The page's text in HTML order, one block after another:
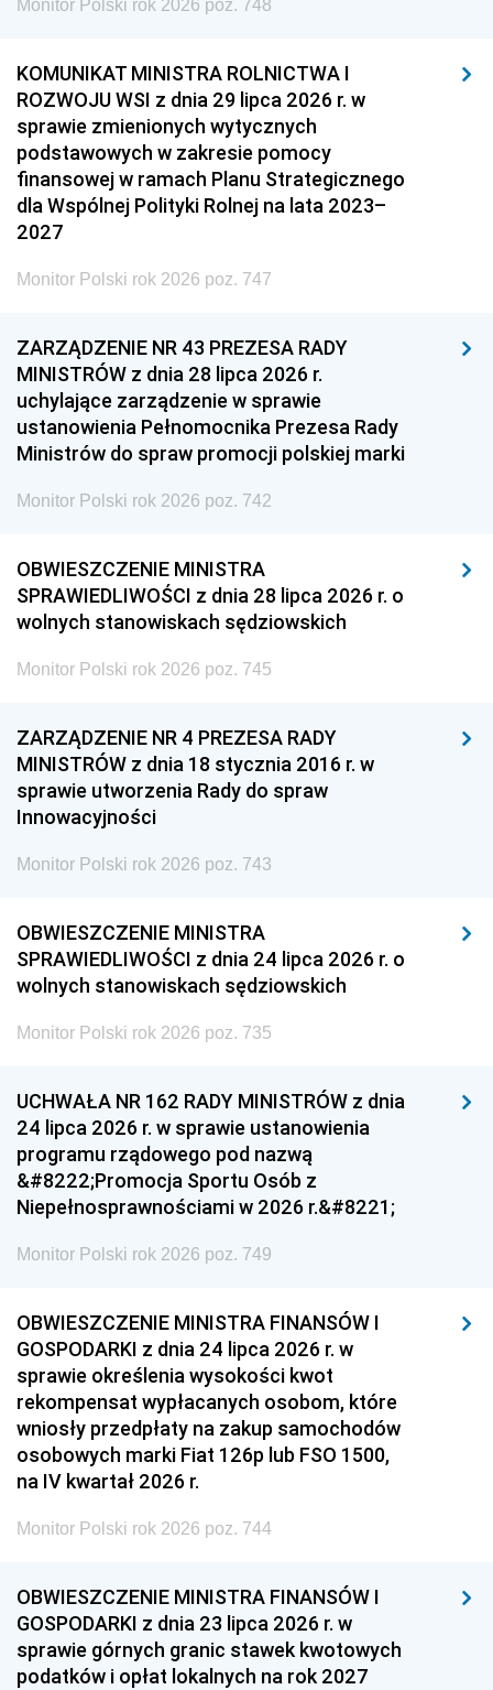
Monitor Polski rok 2026 poz. 748
KOMUNIKAT MINISTRA ROLNICTWA I
ROZWOJU WSI z dnia 29 lipca 2026 r. w
sprawie zmienionych wytycznych
podstawowych w zakresie pomocy
finansowej w ramach Planu Strategicznego
dla Wspólnej Polityki Rolnej na lata 2023–
2027
Monitor Polski rok 2026 poz. 747
ZARZĄDZENIE NR 43 PREZESA RADY
MINISTRÓW z dnia 28 lipca 2026 r.
uchylające zarządzenie w sprawie
ustanowienia Pełnomocnika Prezesa Rady
Ministrów do spraw promocji polskiej marki
Monitor Polski rok 2026 poz. 742
OBWIESZCZENIE MINISTRA
SPRAWIEDLIWOŚCI z dnia 28 lipca 2026 r. o
wolnych stanowiskach sędziowskich
Monitor Polski rok 2026 poz. 745
ZARZĄDZENIE NR 4 PREZESA RADY
MINISTRÓW z dnia 18 stycznia 2016 r. w
sprawie utworzenia Rady do spraw
Innowacyjności
Monitor Polski rok 2026 poz. 743
OBWIESZCZENIE MINISTRA
SPRAWIEDLIWOŚCI z dnia 24 lipca 2026 r. o
wolnych stanowiskach sędziowskich
Monitor Polski rok 2026 poz. 735
UCHWAŁA NR 162 RADY MINISTRÓW z dnia
24 lipca 2026 r. w sprawie ustanowienia
programu rządowego pod nazwą
&#8222;Promocja Sportu Osób z
Niepełnosprawnościami w 2026 r.&#8221;
Monitor Polski rok 2026 poz. 749
OBWIESZCZENIE MINISTRA FINANSÓW I
GOSPODARKI z dnia 24 lipca 2026 r. w
sprawie określenia wysokości kwot
rekompensat wypłacanych osobom, które
wniosły przedpłaty na zakup samochodów
osobowych marki Fiat 126p lub FSO 1500,
na IV kwartał 2026 r.
Monitor Polski rok 2026 poz. 744
OBWIESZCZENIE MINISTRA FINANSÓW I
GOSPODARKI z dnia 23 lipca 2026 r. w
sprawie górnych granic stawek kwotowych
podatków i opłat lokalnych na rok 2027